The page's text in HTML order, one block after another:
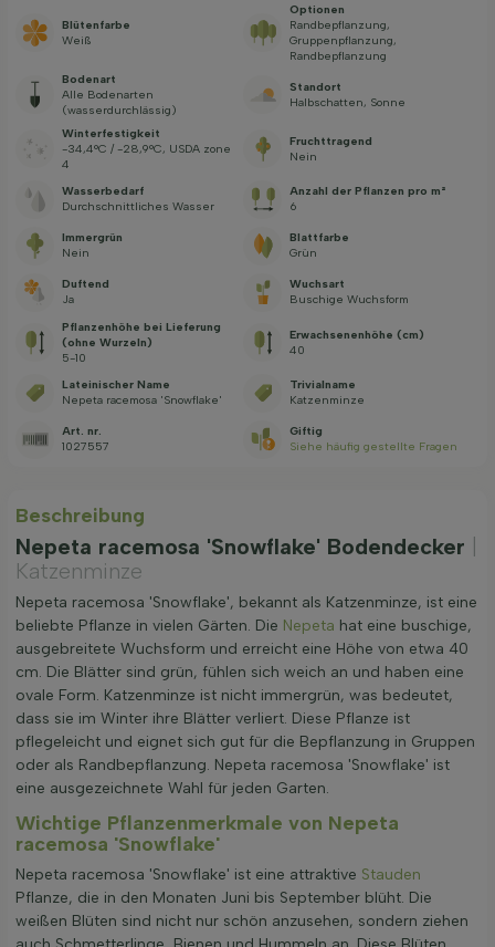
Blütenfarbe
Weiß
Optionen
Randbepflanzung,
Gruppenpflanzung,
Randbepflanzung
Bodenart
Alle Bodenarten
(wasserdurchlässig)
Standort
Halbschatten, Sonne
Winterfestigkeit
-34,4°C / -28,9°C, USDA zone
4
Fruchttragend
Nein
Wasserbedarf
Durchschnittliches Wasser
Anzahl der Pflanzen pro m²
6
Immergrün
Nein
Blattfarbe
Grün
Duftend
Ja
Wuchsart
Buschige Wuchsform
Pflanzenhöhe bei Lieferung
(ohne Wurzeln)
5-10
Erwachsenenhöhe (cm)
40
Lateinischer Name
Nepeta racemosa 'Snowflake'
Trivialname
Katzenminze
Art. nr.
1027557
Giftig
Siehe häufig gestellte Fragen
Beschreibung
Nepeta racemosa 'Snowflake' Bodendecker
Katzenminze
Nepeta racemosa 'Snowflake', bekannt als Katzenminze, ist eine
beliebte Pflanze in vielen Gärten. Die Nepeta hat eine buschige,
ausgebreitete Wuchsform und erreicht eine Höhe von etwa 40
cm. Die Blätter sind grün, fühlen sich weich an und haben eine
ovale Form. Katzenminze ist nicht immergrün, was bedeutet,
dass sie im Winter ihre Blätter verliert. Diese Pflanze ist
pflegeleicht und eignet sich gut für die Bepflanzung in Gruppen
oder als Randbepflanzung. Nepeta racemosa 'Snowflake' ist
eine ausgezeichnete Wahl für jeden Garten.
Wichtige Pflanzenmerkmale von Nepeta
racemosa 'Snowflake'
Nepeta racemosa 'Snowflake' ist eine attraktive Stauden
Pflanze, die in den Monaten Juni bis September blüht. Die
weißen Blüten sind nicht nur schön anzusehen, sondern ziehen